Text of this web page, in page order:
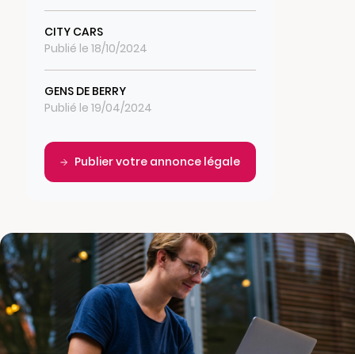
CITY CARS
Publié le 18/10/2024
GENS DE BERRY
Publié le 19/04/2024
Publier votre annonce légale